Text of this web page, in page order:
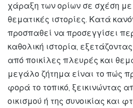
χάραξη των ορίων σε σχέση με
θεματικές ιστορίες. Κατά
προσπαθεί να προσεγγίσει
καθολική ιστορία,
από ποικίλες πλευρές και
μεγάλο ζήτημα είναι το πώς
φορά το τοπικό, ξεικινώντας
οικισμού ή της συνοικίας και